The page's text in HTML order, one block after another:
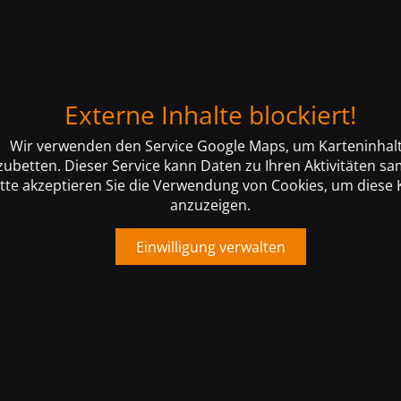
Externe Inhalte blockiert!
Wir verwenden den Service Google Maps, um
Dieser Service kann Daten zu Ihren Aktivitäten
akzeptieren Sie die Verwendung von Cookies, um diese
anzuzeigen.
Einwilligung verwalten